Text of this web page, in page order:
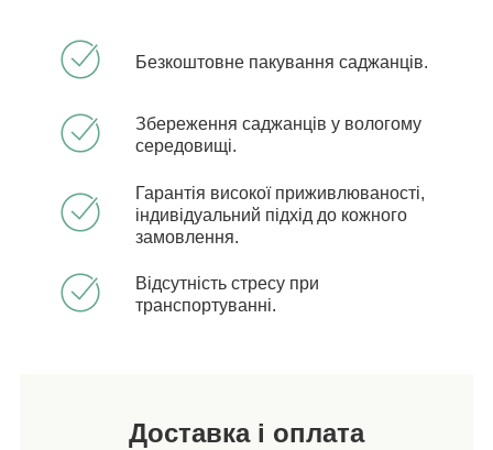
Безкоштовне пакування саджанців.
Збереження саджанців у вологому
середовищі.
Гарантія високої приживлюваності,
індивідуальний підхід до кожного
замовлення.
Відсутність стресу при
транспортуванні.
Доставка і оплата